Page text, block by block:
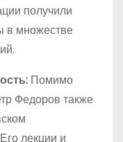
получили
в множестве
Помимо
Федоров также
лекции и